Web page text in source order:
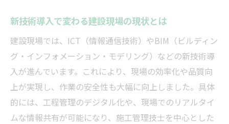
環境配慮型建設が地域社会を変える理由
環境配慮型建設がもたらす地域社会の変革
持続可能な建設手法の現場活用事例
建設業界で進むエコ技術の導入効果
地域社会のための建設イノベーション
未来志向の建設が目指す社会とは
新技術導入で変わる建設現場の現状とは
建設現場では、ICT（情報通信技術）やBIM（ビルディン
グ・インフォメーション・モデリング）などの新技術導
入が進んでいます。これにより、現場の効率化や品質向
上が実現し、作業の安全性も大幅に向上しました。具体
的には、工程管理のデジタル化や、現場でのリアルタイ
ムな情報共有が可能になり、施工管理技士を中心とした